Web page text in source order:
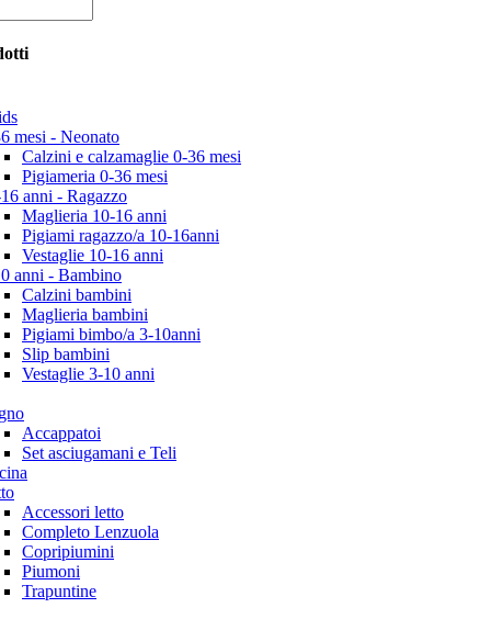
mesi - Neonato
Calzini e calzamaglie 0-36 mesi
Pigiameria 0-36 mesi
anni - Ragazzo
Maglieria 10-16 anni
Pigiami ragazzo/a 10-16anni
Vestaglie 10-16 anni
anni - Bambino
Calzini bambini
Maglieria bambini
Pigiami bimbo/a 3-10anni
Slip bambini
Vestaglie 3-10 anni
Accappatoi
Set asciugamani e Teli
Accessori letto
Completo Lenzuola
Copripiumini
Piumoni
Trapuntine